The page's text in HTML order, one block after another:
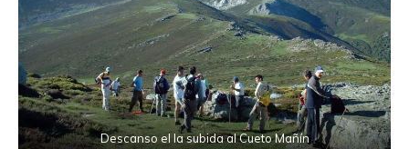
Descanso el la subida al Cueto Mañín